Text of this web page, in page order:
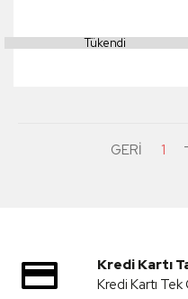
RC Model Sarı -
Tükendi
1
Kredi Kartı
Kredi Kartı